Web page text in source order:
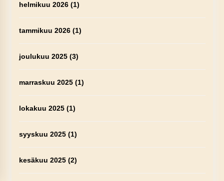
helmikuu 2026(1)
tammikuu 2026(1)
joulukuu 2025(3)
marraskuu 2025(1)
lokakuu 2025(1)
syyskuu 2025(1)
kesäkuu 2025(2)